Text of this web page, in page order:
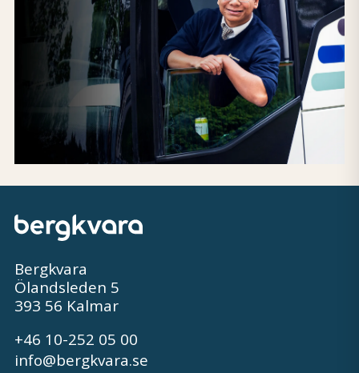
Bergkvara
Ölandsleden 5
393 56 Kalmar
+46 10-252 05 00
info@bergkvara.se